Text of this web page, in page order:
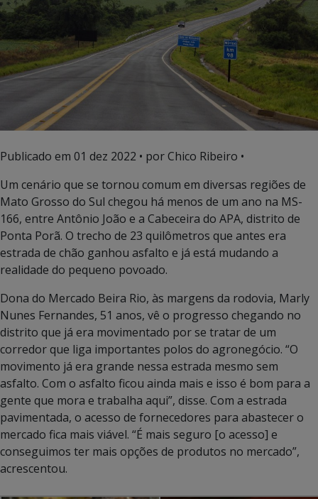
Publicado em 01 dez 2022 • por Chico Ribeiro •
Um cenário que se tornou comum em diversas regiões de
Mato Grosso do Sul chegou há menos de um ano na MS-
166, entre Antônio João e a Cabeceira do APA, distrito de
Ponta Porã. O trecho de 23 quilômetros que antes era
estrada de chão ganhou asfalto e já está mudando a
realidade do pequeno povoado.
Dona do Mercado Beira Rio, às margens da rodovia, Marly
Nunes Fernandes, 51 anos, vê o progresso chegando no
distrito que já era movimentado por se tratar de um
corredor que liga importantes polos do agronegócio. “O
movimento já era grande nessa estrada mesmo sem
asfalto. Com o asfalto ficou ainda mais e isso é bom para a
gente que mora e trabalha aqui”, disse. Com a estrada
pavimentada, o acesso de fornecedores para abastecer o
mercado fica mais viável. “É mais seguro [o acesso] e
conseguimos ter mais opções de produtos no mercado”,
acrescentou.